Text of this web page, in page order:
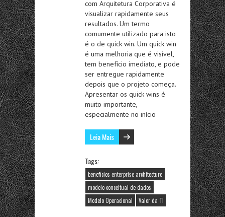
com Arquitetura Corporativa é
visualizar rapidamente seus
resultados. Um termo
comumente utilizado para isto
é o de quick win. Um quick win
é uma melhoria que é visível,
tem benefício imediato, e pode
ser entregue rapidamente
depois que o projeto começa.
Apresentar os quick wins é
muito importante,
especialmente no início
Leia Mais
Tags:
benefícios enterprise architecture
modelo conceitual de dados
Modelo Operacional
Valor da TI